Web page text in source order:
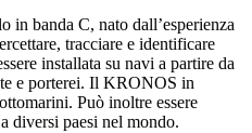
in banda C, nato dall’esperienza
tracciare e identificare
installata su navi a partire da
e porterei. Il KRONOS in
Può inoltre essere
diversi paesi nel mondo.